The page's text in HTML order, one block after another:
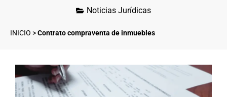
Noticias Jurídicas
INICIO >Contrato compraventa de inmuebles